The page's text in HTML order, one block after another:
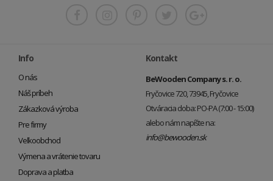
Info
O nás
Náš príbeh
Zákazková výroba
Pre firmy
Veľkoobchod
Výmena a vrátenie tovaru
Doprava a platba
Kontakt
BeWooden Company s. r. o.
Fryčovice 720, 73945, Fryčovice
Otváracia doba: PO-PA (7:00 - 15:00)
alebo nám napíšte na:
info@bewooden.sk